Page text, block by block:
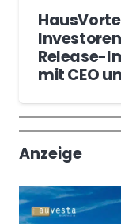
Release-
mit CEO
Anzeige